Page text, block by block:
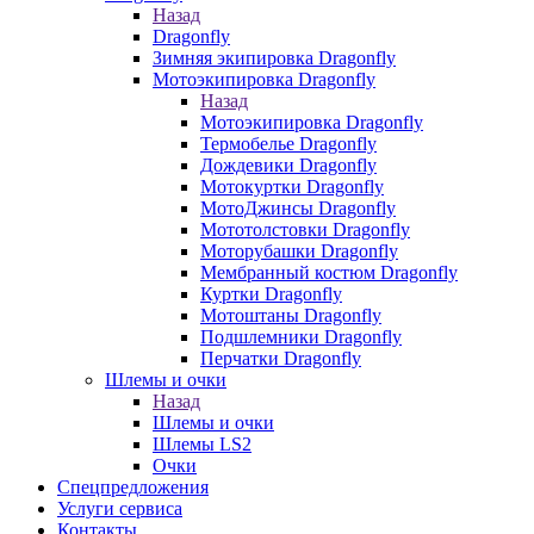
Назад
Dragonfly
Зимняя экипировка Dragonfly
Мотоэкипировка Dragonfly
Назад
Мотоэкипировка Dragonfly
Термобелье Dragonfly
Дождевики Dragonfly
Мотокуртки Dragonfly
МотоДжинсы Dragonfly
Мототолстовки Dragonfly
Моторубашки Dragonfly
Мембранный костюм Dragonfly
Куртки Dragonfly
Мотоштаны Dragonfly
Подшлемники Dragonfly
Перчатки Dragonfly
Шлемы и очки
Назад
Шлемы и очки
Шлемы LS2
Очки
Спецпредложения
Услуги сервиса
Контакты